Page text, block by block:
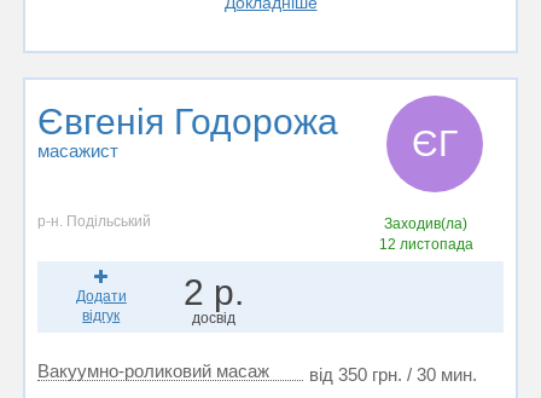
Євгенія Годорожа
масажист ЄГ
р-н. Подільський
Заходив(ла)
12 листопада
Додати
відгук
2 р.
досвід
Вакуумно-роликовий масаж
від 350 грн. / 30 мин.